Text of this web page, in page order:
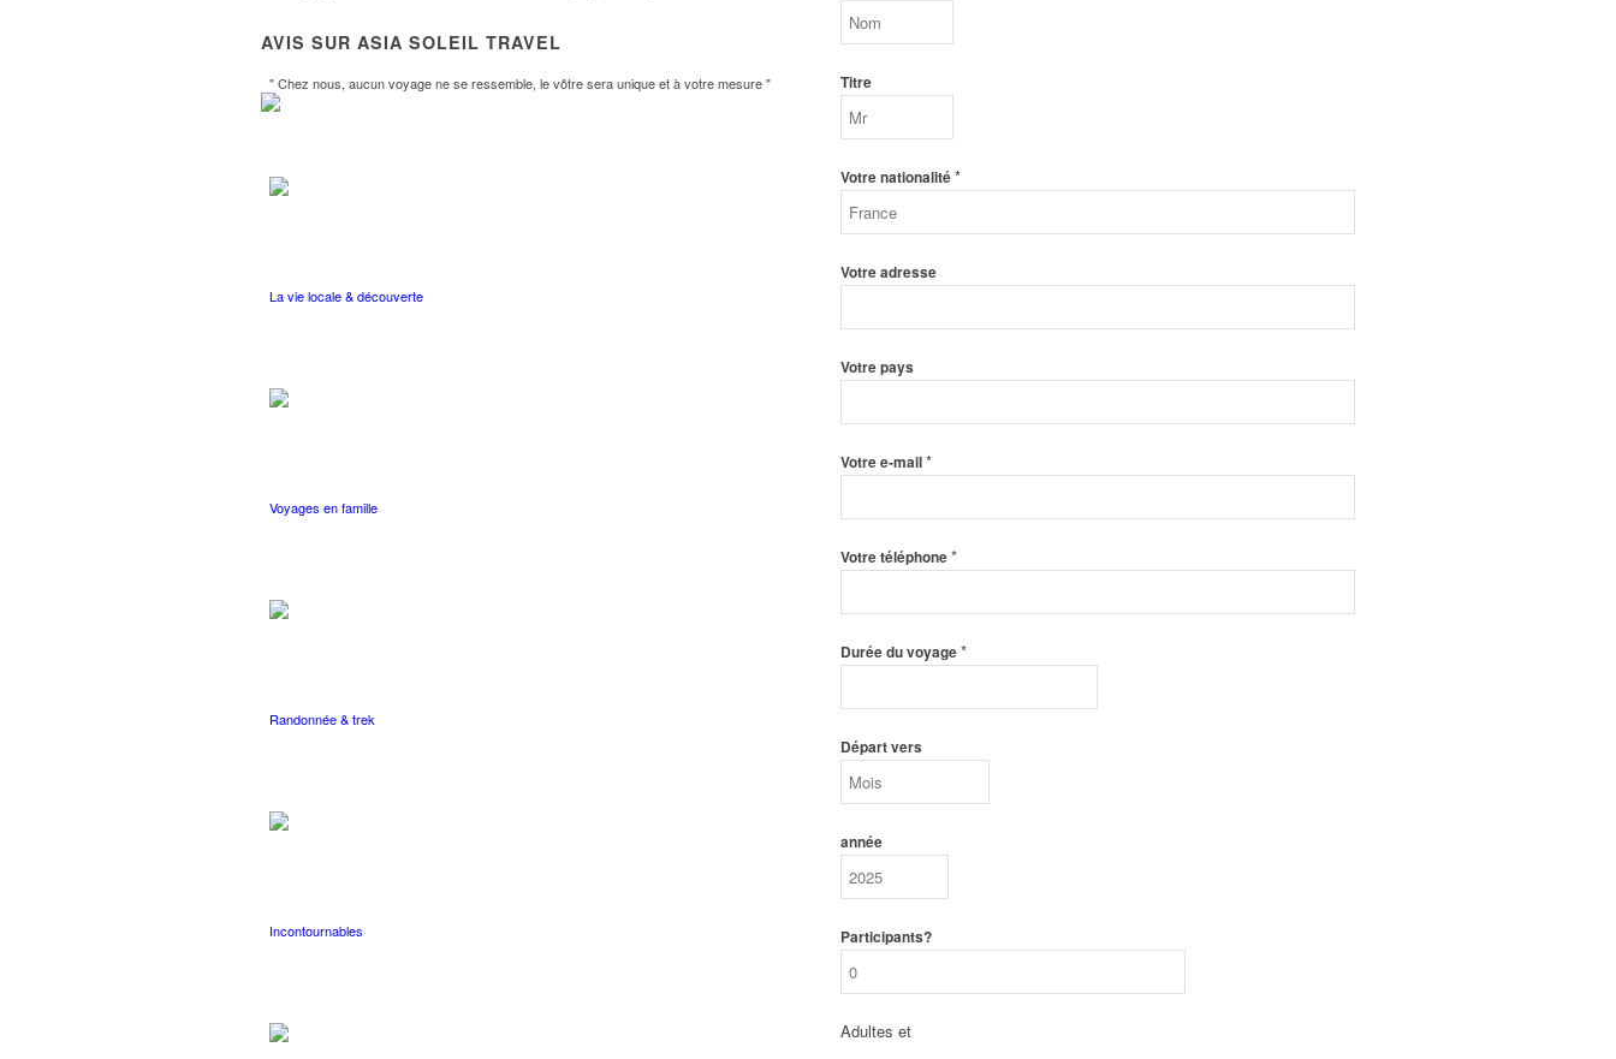
" Chez nous, aucun voyage ne se ressemble, le vôtre sera unique et à votre mesure "
La vie locale & découverte
Voyages en famille
Randonnée & trek
Incontournables
AVIS SUR ASIA SOLEIL TRAVEL
Titre
Votre nationalité*
Votre adresse
Votre pays
Votre e-mail*
Votre téléphone*
Durée du voyage*
Départ vers
année
Participants?
Adultes et